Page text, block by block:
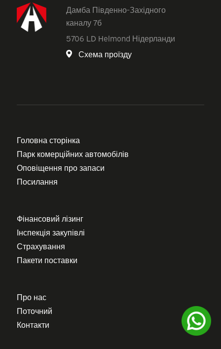
Дамба Південно-Західного
каналу 7б
5706 LD Helmond Нідерланди
Схема проїзду
Головна сторінка
Парк комерційних автомобілів
Оповіщення про запаси
Посилання
Фінансовий лізинг
Інспекція закупівлі
Страхування
Пакети поставки
Про нас
Поточний
Контакти